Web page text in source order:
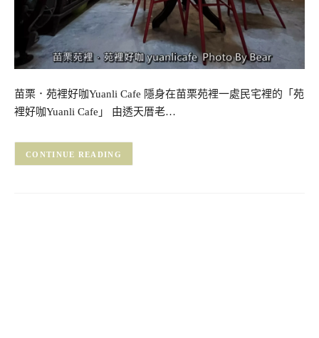
苗栗．苑裡好咖Yuanli Cafe 隱身在苗栗苑裡一處民宅裡的「苑
裡好咖Yuanli Cafe」 由透天厝老…
CONTINUE READING